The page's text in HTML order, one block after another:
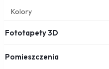
Kolory
Fototapety 3D
Pomieszczenia